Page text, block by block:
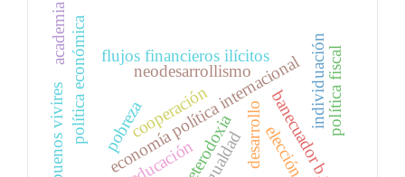
flujos financieros ilícitos
economía política internacionalbanecuador b.p.
pobreza
política económica desarrollo
neodesarrollismo
heterodoxia
academia
cooperación
buenos vivires educación
individuación
elección,
política fiscal
igualdad